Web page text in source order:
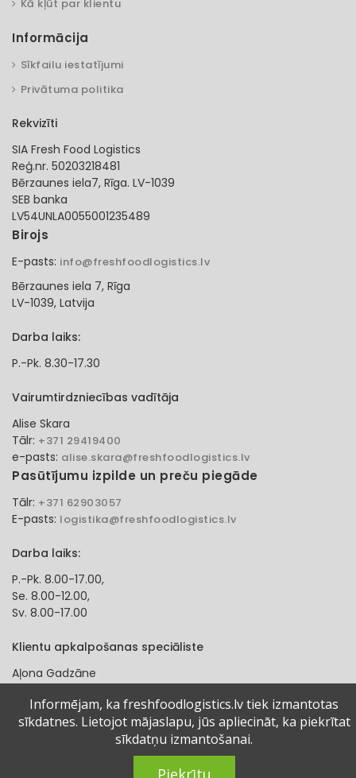
Kā kļūt par klientu
Informācija
Sīkfailu iestatījumi
Privātuma politika
Rekvizīti
SIA Fresh Food Logistics
Reģ.nr. 50203218481
Bērzaunes iela7, Rīga. LV-1039
SEB banka
LV54UNLA0055001235489
Birojs
E-pasts: info@freshfoodlogistics.lv
Bērzaunes iela 7, Rīga
LV-1039, Latvija
Darba laiks:
P.-Pk. 8.30-17.30
Vairumtirdzniecības vadītāja
Alise Skara
Tālr: +371 29419400
e-pasts: alise.skara@freshfoodlogistics.lv
Pasūtījumu izpilde un preču piegāde
Tālr: +371 62903057
E-pasts: logistika@freshfoodlogistics.lv
Darba laiks:
P.-Pk. 8.00-17.00,
Se. 8.00-12.00,
Sv. 8.00-17.00
Klientu apkalpošanas speciāliste
Aļona Gadzāne
e-pasts:alona.gadzane@freshfoodlogistics.lv
© 2024 Fresh Food Logistics SIA. Visas tiesības aizsargātas.
Informējam, ka freshfoodlogistics.lv tiek izmantotas
sīkdatnes. Lietojot mājaslapu, jūs apliecināt, ka piekrītat
sīkdatņu izmantošanai.
Piekrītu